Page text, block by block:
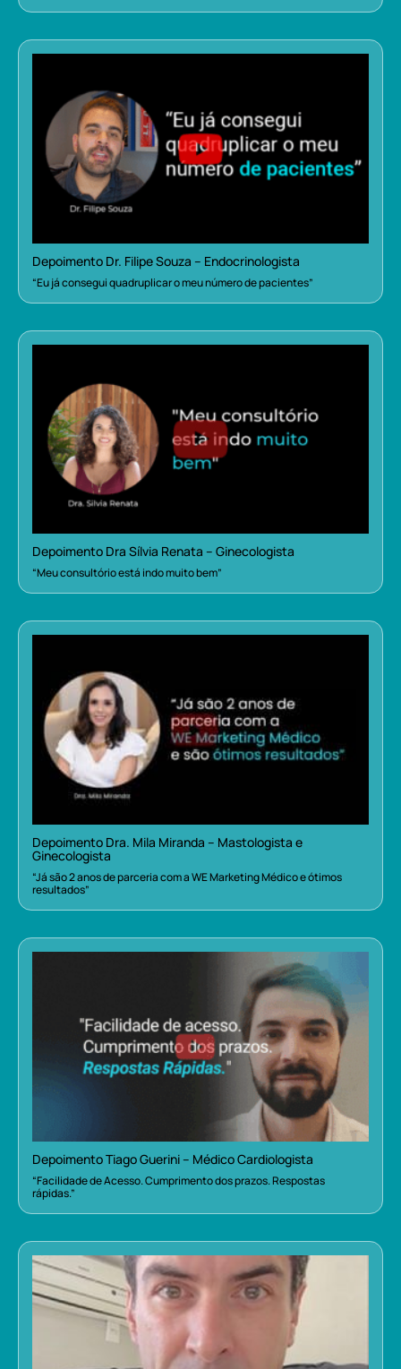
Depoimento Dr. Filipe Souza – Endocrinologista
“Eu já consegui quadruplicar o meu número de pacientes”
Depoimento Dra Sílvia Renata – Ginecologista
“Meu consultório está indo muito bem”
Depoimento Dra. Mila Miranda – Mastologista e
Ginecologista
“Já são 2 anos de parceria com a WE Marketing Médico e ótimos
resultados”
Depoimento Tiago Guerini – Médico Cardiologista
“Facilidade de Acesso. Cumprimento dos prazos. Respostas
rápidas.”